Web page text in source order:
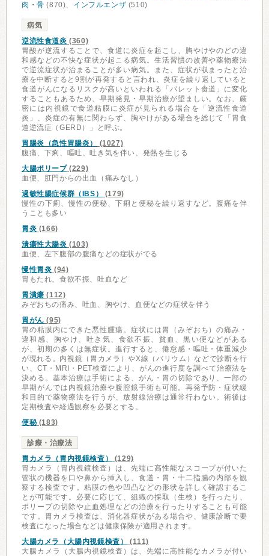
肉・骨 (870)、 インフルエンザ (510)
病気
逆流性食道炎 (360)
胃酸が逆流することで、食道に炎症を起こし、胸やけやのどの違
和感などの不快な症状が起こる病気。生活習慣の改善や薬物療法
で逆流症状が治まることが多い病気。また、症状が収まったと治
療を中断すると9割が再発すると言われ、炎症を繰り返していると
食道がんになるリスクが高いといわれる「バレット食道」に変化
することもあるため、早期発見・早期治療が望ましい。なお、厳
密には内視鏡で食道粘膜に炎症が見られる場合を「逆流性食道
炎」、炎症の有無に関わらず、胸やけがある場合を総じて「胃食
道逆流症（GERD）」と呼ぶ。
胃腸炎（急性胃腸炎）
(1027)
腹痛、下痢、嘔吐、吐き気を伴い、発熱を生じる
大腸ポリープ(229)
血便、肛門からの出血（痛みなし）
過敏性腸症候群（IBS）
(179)
慢性の下痢、慢性の便秘、下痢と便秘を繰り返すなど。腹痛を伴
うことも多い
胃炎 (166)
潰瘍性大腸炎 (103)
血便、左下腹部の腹痛などの症状がでる
慢性胃炎 (94)
胃もたれ、食欲不振、吐血など
胃潰瘍 (112)
みぞおちの痛み、吐血、胸やけ、血便などの症状を伴う
胃がん (95)
胃の粘膜内にできた悪性腫瘍。症状には胃（みぞおち）の痛み・
違和感、胸やけ、吐き気、食欲不振、貧血、黒い便などがある
が、初期の多くは無症状。進行すると、倦怠感・嘔吐・体重減少
が現れる。内視鏡（胃カメラ）やX線（バリウム）などで診断を行
い、CT・MRI・PET検査により、がんの進行度を調べて治療法を
決める。基本治療は手術による、がん・胃の切除であり、一部の
早期がんでは内視鏡治療や腹腔鏡手術も可能。再発予防・症状緩
和目的で薬物療法を行うが、放射線治療は通常行わない。術後は
定期検査や経過観察を必要とする。
便秘(183)
診療・治療法
胃カメラ（胃内視鏡検査）
(129)
胃カメラ（胃内視鏡検査）は、先端に高性能なスコープが付いた
管状の機器を口や鼻から挿入し、食道・胃・十二指腸の内部を観
察する検査です。粘膜の色や凹凸などの形状を詳しく確認するこ
とが可能です。必要に応じて、組織の採取（生検）を行ったり、
ポリープの切除や止血処理などの治療を行ったりすることも可能
です。胃カメラ検査は、消化器症状がある場合や、健康診断で要
検査になった場合などは健康保険が適用されます。
大腸カメラ（大腸内視鏡検査）
(111)
大腸カメラ（大腸内視鏡検査）は、先端に高性能なカメラが付い